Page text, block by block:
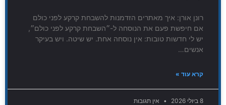
רונן אורן: איך מאתרים הזדמנות להשבחת קרקע לפני כולם
אם חיפשת פעם את הנוסחה ל-״השבחת קרקע לפני כולם״,
יש לי חדשות טובות: אין נוסחה אחת. יש שיטה. ויש בעיקר
אנשים…
קרא עוד »
8 ביולי 2026 אין תגובות